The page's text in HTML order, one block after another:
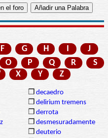
F G H I
J
O P Q R
S
X Y Z
❒ decaedro
❒ delirium tremens
❒ derrota
❒ desmesuradamente
❒ deuterio